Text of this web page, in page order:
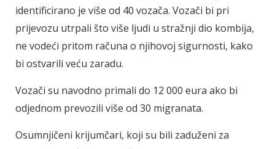
identificirano je više od 40 vozača. Vozači bi pri
prijevozu utrpali što više ljudi u stražnji dio kombija,
ne vodeći pritom računa o njihovoj sigurnosti, kako
bi ostvarili veću zaradu.
Vozači su navodno primali do 12 000 eura ako bi
odjednom prevozili više od 30 migranata.
Osumnjičeni krijumčari, koji su bili zaduženi za